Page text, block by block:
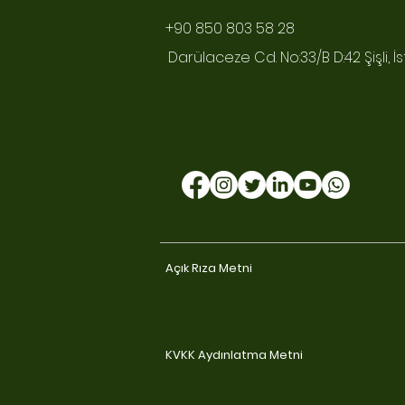
+90 850 803 58 28
Darülaceze Cd. No:33/B D:42 Şişli,
Açık Rıza Metni
KVKK Aydınlatma Metni